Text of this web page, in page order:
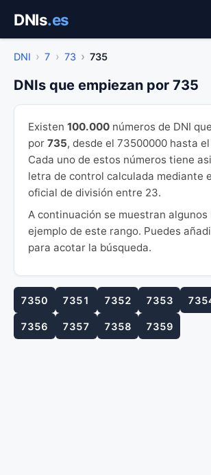
contenido
DNIs.es
DNI 7 73 735
DNIs que empiezan por 735
Existen 100.000 números de DNI
por 735, desde el 73500000 hasta
Cada uno de estos números tiene
letra de control calculada mediante
oficial de división entre 23.
A continuación se muestran algunos
ejemplo de este rango. Puedes
para acotar la búsqueda.
7350 7351 7352 7353
7356 7357 7358 7359